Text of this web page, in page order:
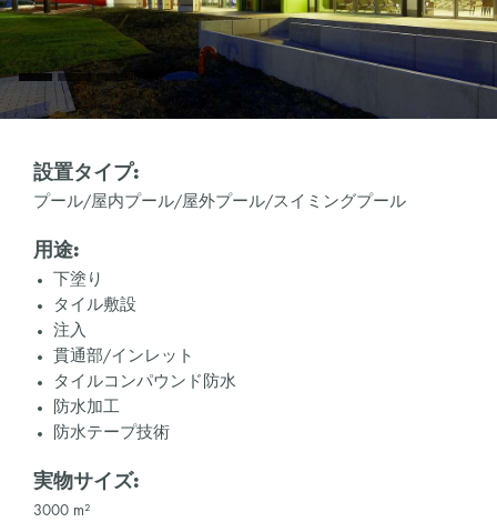
設置タイプ:
プール/屋内プール/屋外プール/スイミングプール
用途:
下塗り
タイル敷設
注入
貫通部/インレット
タイルコンパウンド防水
防水加工
防水テープ技術
実物サイズ:
3000 m²